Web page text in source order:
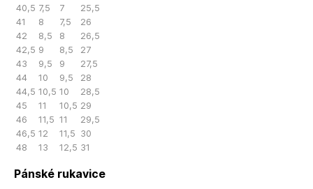
40,5 7,5 7
25,5
41
8 7,5
26
42
8,5 8
26,5
42,5 9 8,5
27
43
9,5 9
27,5
44
10 9,5
28
44,5 10,5 10
28,5
45
11 10,5 29
46
11,5 11
29,5
46,5 12 11,5 30
48
13 12,5 31
Pánské rukavice